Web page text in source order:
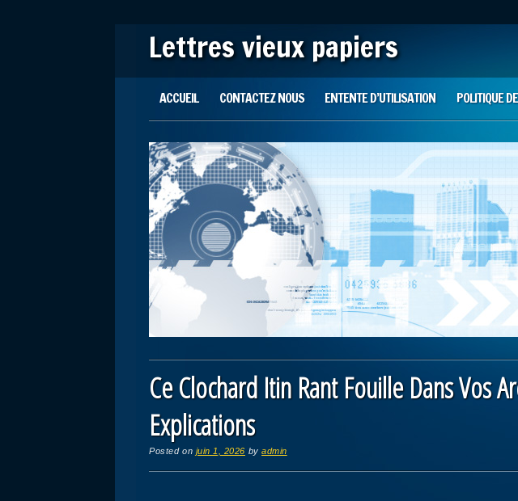
Lettres vieux papiers
Main menu
ACCUEIL CONTACTEZ NOUS ENTENTE D’UTILISATION POLITIQUE
Ce Clochard Itin Rant Fouille Dans Vos
Explications
Posted on juin 1, 2026 byadmin